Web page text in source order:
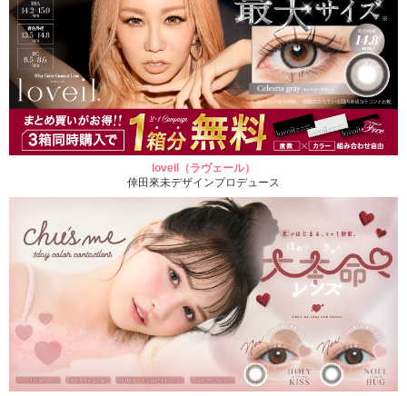
loveil（ラヴェール）
倖田來未デザインプロデュース